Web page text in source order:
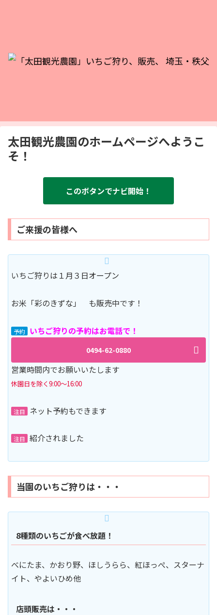
太田観光農園のホームページへようこ
そ！
このボタンでナビ開始！
ご来援の皆様へ
いちご狩りは１月３日オープン
お米「彩のきずな」 も販売中です！
予約 いちご狩りの予約はお電話で！
0494-62-0880
営業時間内でお願いいたします
休園日を除く9:00～16:00
注目 ネット予約もできます
注目 紹介されました
当園のいちご狩りは・・・
8種類のいちごが食べ放題！
べにたま、かおり野、ほしうらら、紅ほっぺ、スターナ
イト、やよいひめ他
店頭販売は・・・